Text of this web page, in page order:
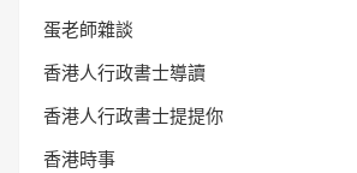
蛋老師雜談
香港人行政書士導讀
香港人行政書士提提你
香港時事